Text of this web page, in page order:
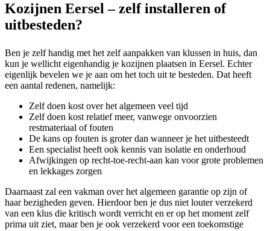
Kozijnen Eersel – zelf installeren of
uitbesteden?
Ben je zelf handig met het zelf aanpakken van klussen in huis, dan
kun je wellicht eigenhandig je kozijnen plaatsen in Eersel. Echter
eigenlijk bevelen we je aan om het toch uit te besteden. Dat heeft
een aantal redenen, namelijk:
Zelf doen kost over het algemeen veel tijd
Zelf doen kost relatief meer, vanwege onvoorzien
restmateriaal of fouten
De kans op fouten is groter dan wanneer je het uitbesteedt
Een specialist heeft ook kennis van isolatie en onderhoud
Afwijkingen op recht-toe-recht-aan kan voor grote problemen
en lekkages zorgen
Daarnaast zal een vakman over het algemeen garantie op zijn of
haar bezigheden geven. Hierdoor ben je dus niet louter verzekerd
van een klus die kritisch wordt verricht en er op het moment zelf
prima uit ziet, maar ben je ook verzekerd voor een toekomstige